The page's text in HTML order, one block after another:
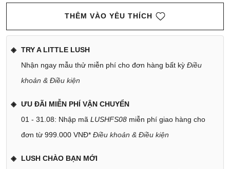
THÊM VÀO YÊU THÍCH
TRY A LITTLE LUSH
Nhận ngay mẫu thử miễn phí cho đơn hàng bất kỳ Điều
khoản & Điều kiện
ƯU ĐÃI MIỄN PHÍ VẬN CHUYỂN
01 - 31.08: Nhập mã LUSHFS08 miễn phí giao hàng cho
đơn từ 999.000 VNĐ* Điều khoản & Điều kiện
LUSH CHÀO BẠN MỚI